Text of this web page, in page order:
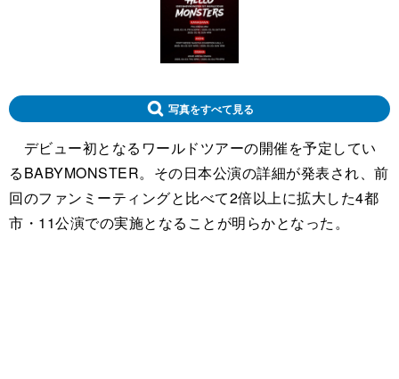
写真をすべて見る
デビュー初となるワールドツアーの開催を予定してい
るBABYMONSTER。その日本公演の詳細が発表され、前
回のファンミーティングと比べて2倍以上に拡大した4都
市・11公演での実施となることが明らかとなった。